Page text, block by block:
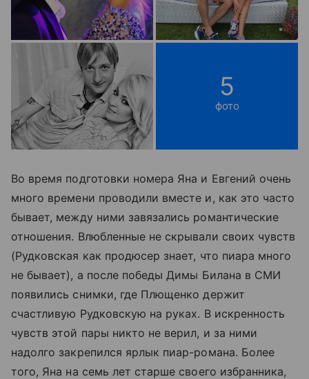
5
фото
Во время подготовки номера Яна и Евгений очень
много времени проводили вместе и, как это часто
бывает, между ними завязались романтические
отношения. Влюбленные не скрывали своих чувств
(Рудковская как продюсер знает, что пиара много
не бывает), а после победы Димы Билана в СМИ
появились снимки, где Плющенко держит
счастливую Рудковскую на руках. В искренность
чувств этой пары никто не верил, и за ними
надолго закрепился ярлык пиар-романа. Более
того, Яна на семь лет старше своего избранника,